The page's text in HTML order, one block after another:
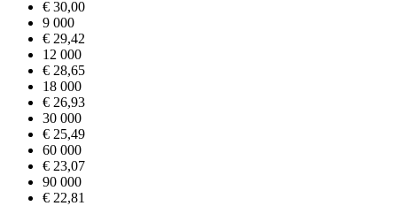
€ 30,00
9 000
€ 29,42
12 000
€ 28,65
18 000
€ 26,93
30 000
€ 25,49
60 000
€ 23,07
90 000
€ 22,81